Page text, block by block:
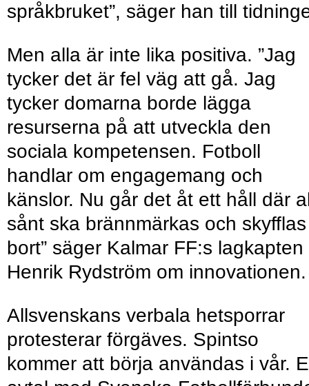
språkbruket”, säger han till
Men alla är inte lika positiva. ”Jag
tycker det är fel väg att gå. Jag
tycker domarna borde lägga
resurserna på att utveckla den
sociala kompetensen. Fotboll
handlar om engagemang och
känslor. Nu går det åt ett håll där
sånt ska brännmärkas och skyfflas
bort” säger Kalmar FF:s lagkapten
Henrik Rydström om innovationen.
Allsvenskans verbala hetsporrar
protesterar förgäves. Spintso
kommer att börja användas i vår.